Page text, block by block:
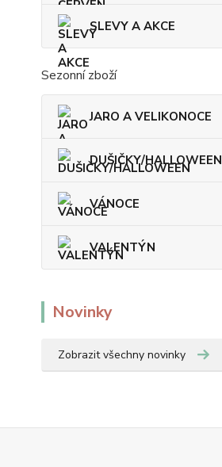
SLEVY A AKCE
Sezonní zboží
JARO A VELIKONOCE
DUŠIČKY/HALLOWEEN
VÁNOCE
VALENTÝN
Novinky
Zobrazit všechny novinky